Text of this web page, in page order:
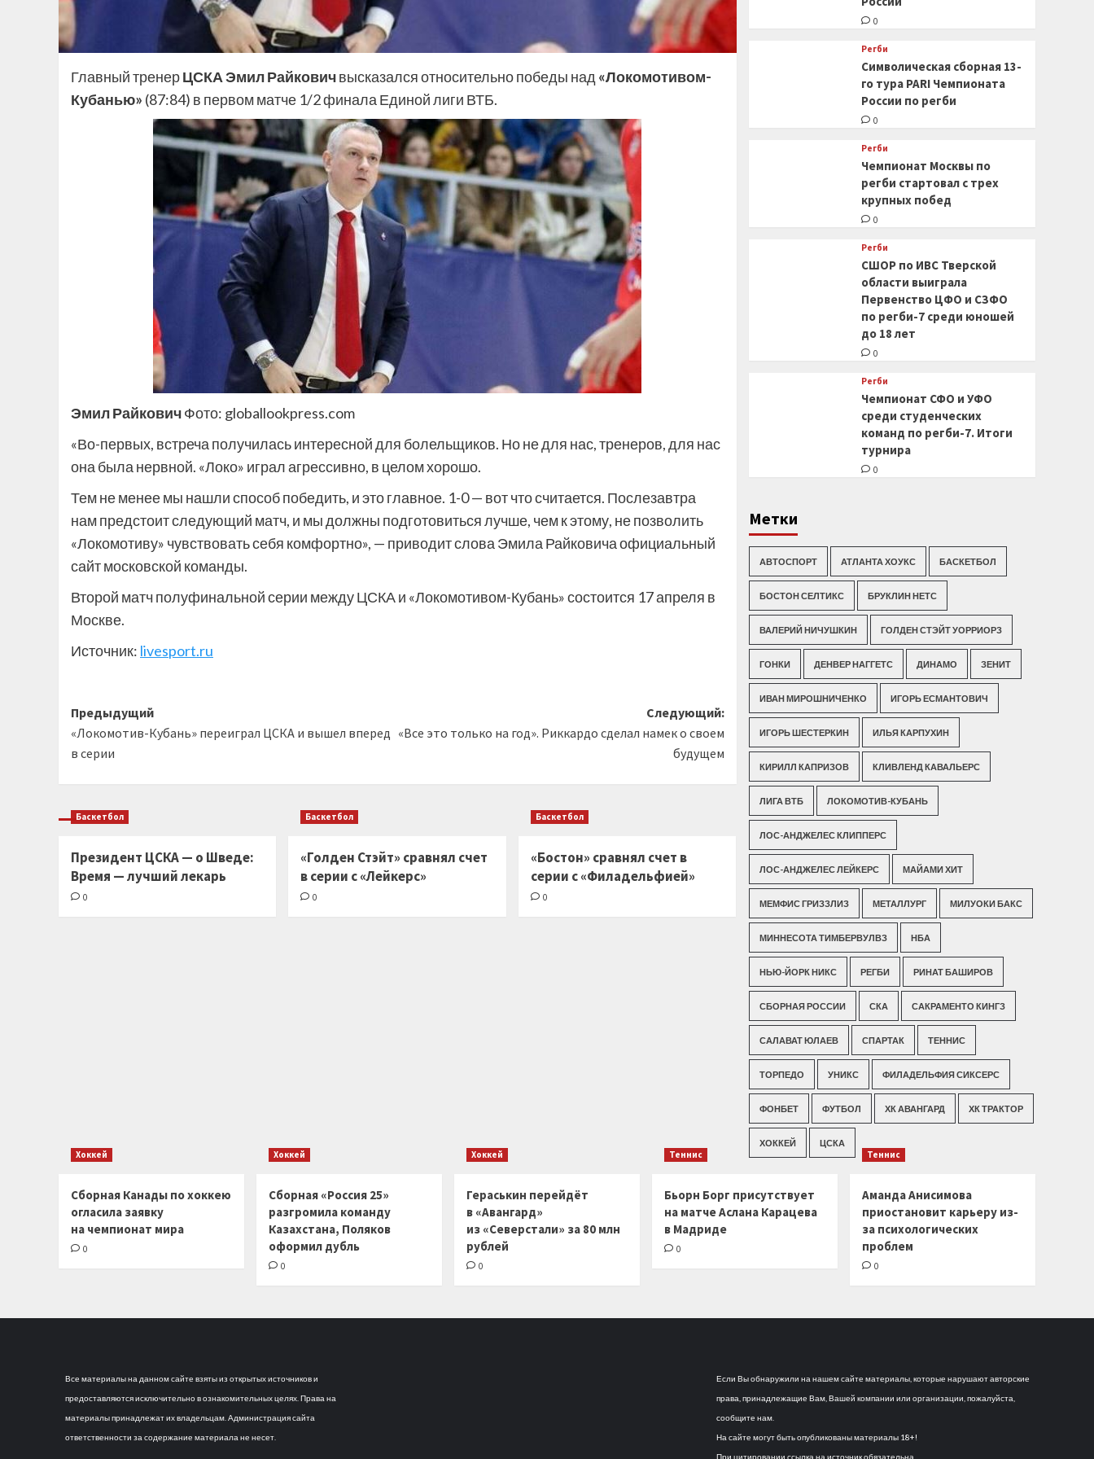
Главный тренерЦСКА Эмил Райковичвысказался относительно победы над «Локомотивом-
Кубанью» (87:84) в первом матче 1/2 финала Единой лиги ВТБ.
Эмил РайковичФото: globallookpress.com
«Во-первых, встреча получилась интересной для болельщиков. Но не для нас, тренеров, для нас
она была нервной. «Локо» играл агрессивно, в целом хорошо.
Тем не менее мы нашли способ победить, и это главное. 1-0 — вот что считается. Послезавтра
нам предстоит следующий матч, и мы должны подготовиться лучше, чем к этому, не позволить
«Локомотиву» чувствовать себя комфортно», — приводит слова Эмила Райковича официальный
сайт московской команды.
Второй матч полуфинальной серии между ЦСКА и «Локомотивом-Кубань» состоится 17 апреля в
Москве.
Источник: livesport.ru
Навигация
записи
Предыдущий
«Локомотив-Кубань» переиграл ЦСКА и вышел вперед
в серии
Следующий:
«Все это только на год». Риккардо сделал намек о своем
будущем
Баскетбол
Президент ЦСКА — о Шведе:
Время — лучший лекарь
0
Баскетбол
«Голден Стэйт» сравнял счет
в серии с «Лейкерс»
0
Баскетбол
«Бостон» сравнял счет в
серии с «Филадельфией»
0
0
Регби
Символическая сборная 13-
го тура PARI Чемпионата
России по регби
0
Регби
Чемпионат Москвы по
регби стартовал с трех
крупных побед
0
Регби
СШОР по ИВС Тверской
области выиграла
Первенство ЦФО и СЗФО
по регби-7 среди юношей
до 18 лет
0
Регби
Чемпионат СФО и УФО
среди студенческих
команд по регби-7. Итоги
турнира
0
Метки
АВТОСПОРТ АТЛАНТА ХОУКС БАСКЕТБОЛ
БОСТОН СЕЛТИКС БРУКЛИН НЕТС
ВАЛЕРИЙ НИЧУШКИН ГОЛДЕН СТЭЙТ УОРРИОРЗ
ГОНКИ ДЕНВЕР НАГГЕТС ДИНАМО ЗЕНИТ
ИВАН МИРОШНИЧЕНКО ИГОРЬ ЕСМАНТОВИЧ
ИГОРЬ ШЕСТЕРКИН ИЛЬЯ КАРПУХИН
КИРИЛЛ КАПРИЗОВ КЛИВЛЕНД КАВАЛЬЕРС
ЛИГА ВТБ ЛОКОМОТИВ-КУБАНЬ
ЛОС-АНДЖЕЛЕС КЛИППЕРС
ЛОС-АНДЖЕЛЕС ЛЕЙКЕРС МАЙАМИ ХИТ
МЕМФИС ГРИЗЗЛИЗ МЕТАЛЛУРГ МИЛУОКИ БАКС
МИННЕСОТА ТИМБЕРВУЛВЗ НБА
НЬЮ-ЙОРК НИКС РЕГБИ РИНАТ БАШИРОВ
СБОРНАЯ РОССИИ СКА САКРАМЕНТО КИНГЗ
САЛАВАТ ЮЛАЕВ СПАРТАК ТЕННИС
ТОРПЕДО УНИКС ФИЛАДЕЛЬФИЯ СИКСЕРС
ФОНБЕТ ФУТБОЛ ХК АВАНГАРД ХК ТРАКТОР
ХОККЕЙ ЦСКА
Хоккей
Сборная Канады по хоккею
огласила заявку
на чемпионат мира
0
Хоккей
Сборная «Россия 25»
разгромила команду
Казахстана, Поляков
оформил дубль
0
Хоккей
Гераськин перейдёт
в «Авангард»
из «Северстали» за 80 млн
рублей
0
Теннис
Бьорн Борг присутствует
на матче Аслана Карацева
в Мадриде
0
Теннис
Аманда Анисимова
приостановит карьеру из-
за психологических
проблем
0
Все материалы на данном сайте взяты из открытых источников и
предоставляются исключительно в ознакомительных целях. Права на
материалы принадлежат их владельцам. Администрация сайта
ответственности за содержание материала не несет.
Если Вы обнаружили на нашем сайте материалы, которые нарушают авторские
права, принадлежащие Вам, Вашей компании или организации, пожалуйста,
сообщите нам.
На сайте могут быть опубликованы материалы 18+!
При цитировании ссылка на источник обязательна.